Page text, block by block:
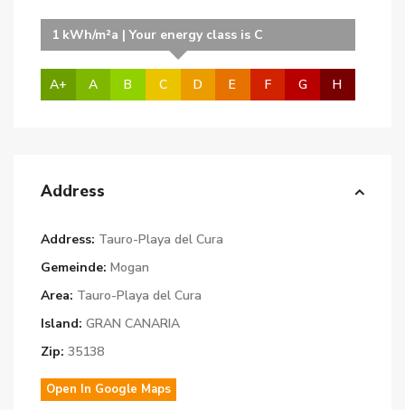
A+ A B
1 kWh/m²a | Your energy class is C
C D E F G H
Address
Address: Tauro-Playa del Cura
Gemeinde: Mogan
Area: Tauro-Playa del Cura
Island: GRAN CANARIA
Zip: 35138
Open In Google Maps